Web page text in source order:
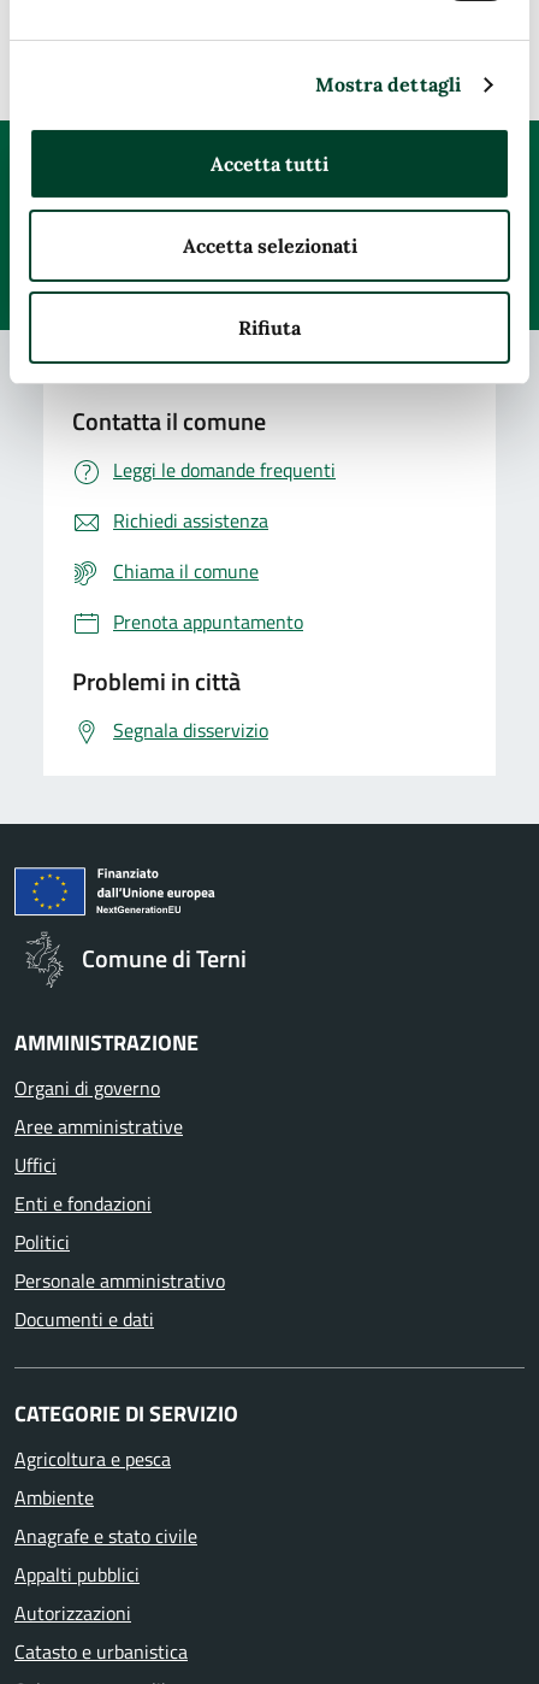
Mostra dettagli
Accetta tutti
Accetta selezionati
Rifiuta
Quanto sono chiare le informazioni su questa
pagina?
Valuta da 1 a 5 stelle la pagina
Valuta 5 stelle su 5
Valuta 4 stelle su 5
Valuta 3 stelle su 5
Valuta 2 stelle su 5
Valuta 1 stelle su 5
Contatta il comune
Leggi le domande frequenti
Richiedi assistenza
Chiama il comune
Prenota appuntamento
Problemi in città
Segnala disservizio
Comune di Terni
AMMINISTRAZIONE
Organi di governo
Aree amministrative
Uffici
Enti e fondazioni
Politici
Personale amministrativo
Documenti e dati
CATEGORIE DI SERVIZIO
Agricoltura e pesca
Ambiente
Anagrafe e stato civile
Appalti pubblici
Autorizzazioni
Catasto e urbanistica